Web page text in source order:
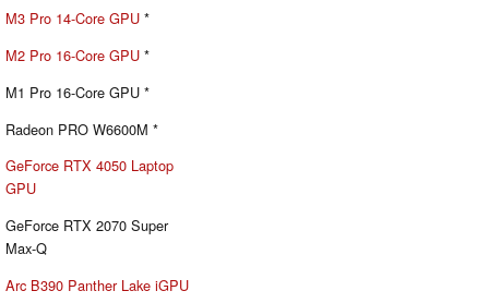
M3 Pro 14-Core GPU *
M2 Pro 16-Core GPU *
M1 Pro 16-Core GPU *
Radeon PRO W6600M *
GeForce RTX 4050 Laptop
GPU
GeForce RTX 2070 Super
Max-Q
Arc B390 Panther Lake iGPU